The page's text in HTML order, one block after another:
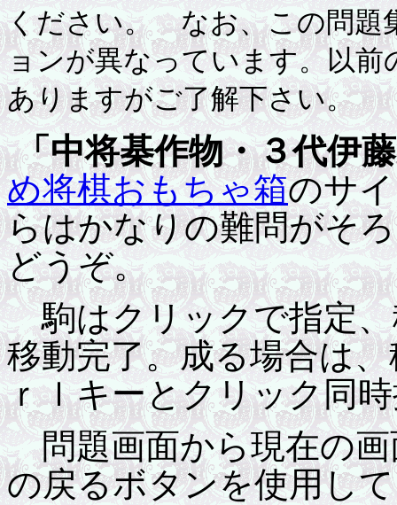
ください。 なお、この問題
ョンが異なっています。以
ありますがご了解下さい。
「中将棊作物・３代伊
め将棋おもちゃ箱のサ
らはかなりの難問がそ
どうぞ。
駒はクリックで指定
移動完了。成る場合は
ｒｌキーとクリック同
問題画面から現在の画
の戻るボタンを使用し